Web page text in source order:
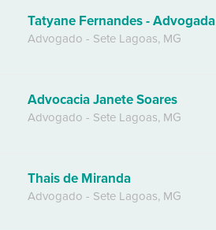
Tatyane Fernandes - Advogada
Advogado - Sete Lagoas, MG
Advocacia Janete Soares
Advogado - Sete Lagoas, MG
Thais de Miranda
Advogado - Sete Lagoas, MG